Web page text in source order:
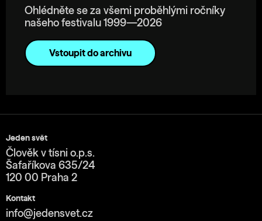
Ohlédněte se za všemi proběhlými ročníky
našeho festivalu 1999—2026
Vstoupit do archivu
Jeden svět
Člověk v tísni o.p.s.
Šafaříkova 635/24
120 00 Praha 2
Kontakt
info@jedensvet.cz